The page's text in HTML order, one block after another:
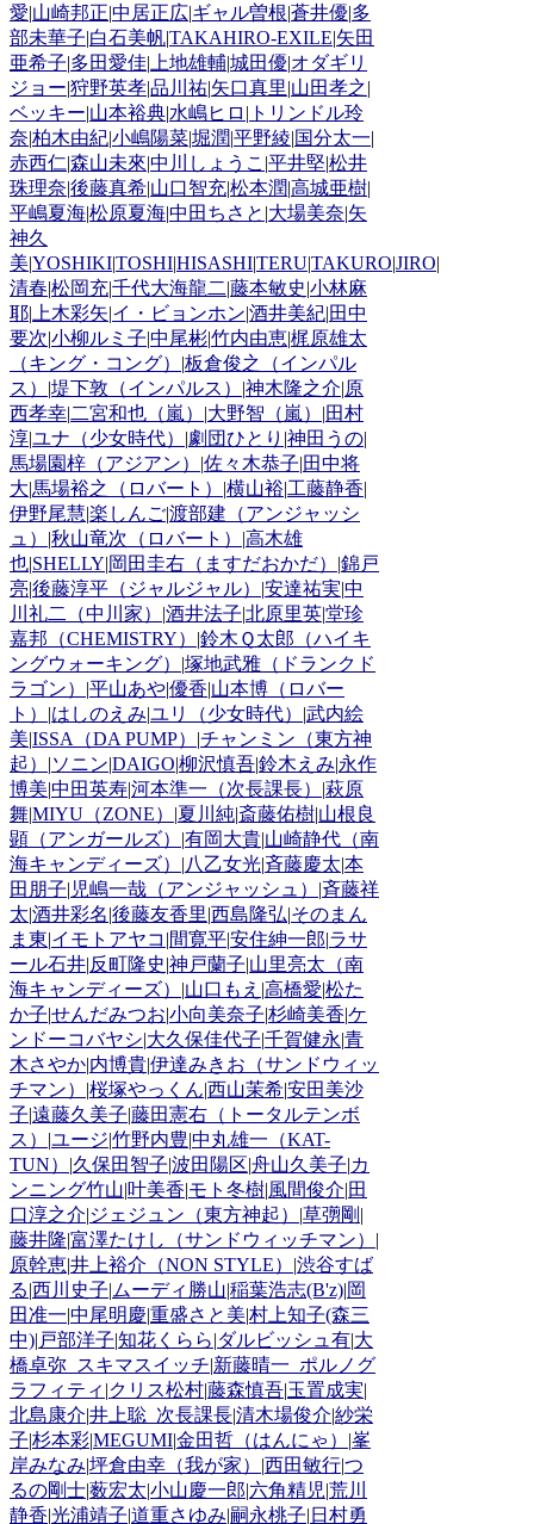
愛|山崎邦正|中居正広|ギャル曽根|蒼井優|多
部未華子|白石美帆|TAKAHIRO-EXILE|矢田
亜希子|多田愛佳| 上地雄輔|城田優|オダギリ
ジョー|狩野英孝|品川祐|矢口真里|山田孝之|
ベッキー|山本裕典|水嶋ヒロ | トリンドル玲
奈|柏木由紀|小嶋陽菜|堀潤|平野綾|国分太一|
赤西仁|森山未來|中川しょうこ |平井堅|松井
珠理奈|後藤真希|山口智充|松本潤|高城亜樹|
平嶋夏海|松原夏海|中田ちさと |大場美奈|矢
神久
美|YOSHIKI|TOSHI|HISASHI|TERU|TAKURO|JIRO|
清春|松岡充|千代大海龍二|藤本敏史|小林麻
耶| 上木彩矢|イ・ビョンホン|酒井美紀|田中
要次|小柳ルミ子|中尾彬|竹内由恵|梶原雄太
（キング・コング） |板倉俊之（インパル
ス） |堤下敦（インパルス） |神木隆之介|原
西孝幸|二宮和也（嵐） |大野智（嵐） |田村
淳|ユナ（少女時代） |劇団ひとり |神田うの|
馬場園梓（アジアン） |佐々木恭子|田中将
大|馬場裕之（ロバート） |横山裕|工藤静香|
伊野尾慧|楽しんご|渡部建（アンジャッシ
ュ） |秋山竜次（ロバート） |高木雄
也|SHELLY|岡田圭右（ますだおかだ） |錦戸
亮|後藤淳平（ジャルジャル） |安達祐実|中
川礼二（中川家） |酒井法子|北原里英|堂珍
嘉邦（CHEMISTRY） |鈴木Ｑ太郎（ハイキ
ングウォーキング） |塚地武雅（ドランクド
ラゴン） |平山あや|優香|山本博（ロバー
ト） |はしのえみ|ユリ（少女時代） |武内絵
美|ISSA（DA PUMP） |チャンミン（東方神
起） |ソニン|DAIGO|柳沢慎吾|鈴木えみ|永作
博美|中田英寿|河本準一（次長課長） |萩原
舞|MIYU（ZONE） |夏川純|斎藤佑樹|山根良
顕（アンガールズ） |有岡大貴|山崎静代（南
海キャンディーズ） |八乙女光|斉藤慶太|本
田朋子| 児嶋一哉（アンジャッシュ） |斉藤祥
太|酒井彩名|後藤友香里|西島隆弘|そのまん
ま東|イモトアヤコ |間寛平|安住紳一郎|ラサ
ール石井|反町隆史|神戸蘭子|山里亮太（南
海キャンディーズ） |山口もえ |高橋愛|松た
か子|せんだみつお|小向美奈子|杉崎美香|ケ
ンドーコバヤシ|大久保佳代子|千賀健永|青
木さやか|内博貴|伊達みきお（サンドウィッ
チマン） |桜塚やっくん|西山茉希|安田美沙
子|遠藤久美子|藤田憲右（トータルテンボ
ス） |ユージ|竹野内豊|中丸雄一（KAT-
TUN） |久保田智子|波田陽区|舟山久美子|カ
ンニング竹山|叶美香|モト冬樹|風間俊介|田
口淳之介|ジェジュン（東方神起） |草彅剛 |
藤井隆|富澤たけし（サンドウィッチマン） |
原幹恵|井上裕介（NON STYLE） |渋谷すば
る|西川史子| ムーディ勝山|稲葉浩志(B'z)|岡
田准一|中尾明慶|重盛さと美|村上知子(森三
中)| 戸部洋子|知花くらら|ダルビッシュ有|大
橋卓弥_スキマスイッチ|新藤晴一_ポルノグ
ラフィティ |クリス松村|藤森慎吾|玉置成実|
北島康介|井上聡_次長課長|清木場俊介|紗栄
子|杉本彩|MEGUMI|金田哲（はんにゃ） |峯
岸みなみ|坪倉由幸（我が家） |西田敏行|つ
るの剛士|薮宏太|小山慶一郎|六角精児|荒川
静香|光浦靖子|道重さゆみ|嗣永桃子| 日村勇